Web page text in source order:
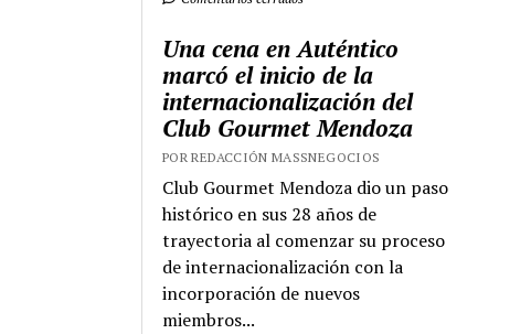
Una cena en Auténtico
marcó el inicio de la
internacionalización del
Club Gourmet Mendoza
POR REDACCIÓN MASSNEGOCIOS
Club Gourmet Mendoza dio un paso
histórico en sus 28 años de
trayectoria al comenzar su proceso
de internacionalización con la
incorporación de nuevos
miembros...